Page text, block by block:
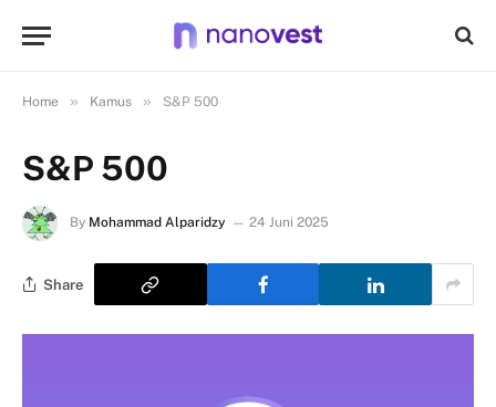
Home » Kamus » S&P 500
S&P 500
By Mohammad Alparidzy 24 Juni 2025
Share